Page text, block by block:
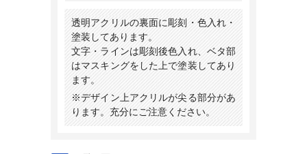
透明アクリルの裏面に彫刻・色入れ・
塗装してあります。
文字・ラインは彫刻後色入れ、ベタ部
はマスキングをした上で塗装してあり
ます。
※デザイン上アクリルが尖る部分があ
ります。充分にご注意ください。